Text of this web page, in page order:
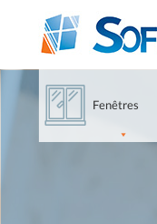
contenu
principale
menu
haut
produits
Fenêtres